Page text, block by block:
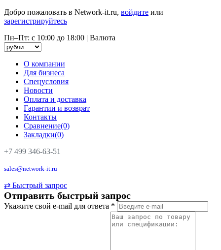
Добро пожаловать в Network-it.ru, войдите или
зарегистрируйтесь
Пн–Пт: с 10:00 до 18:00 | Валюта
О компании
Для бизнеса
Спецусловия
Новости
Оплата и доставка
Гарантии и возврат
Контакты
Сравнение(0)
Закладки(0)
+7 499 346-63-51
sales@network-it.ru
⇄ Быстрый запрос
Отправить быстрый запрос
Укажите свой e-mail для ответа *